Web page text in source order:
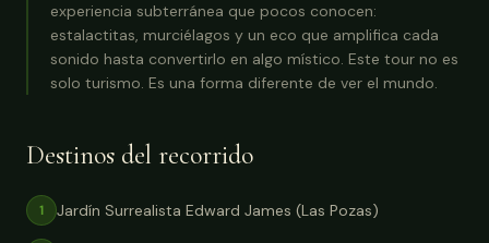
experiencia subterránea que pocos conocen:
estalactitas, murciélagos y un eco que amplifica cada
sonido hasta convertirlo en algo místico. Este tour no es
solo turismo. Es una forma diferente de ver el mundo.
Destinos del recorrido
1 Jardín Surrealista Edward James (Las Pozas)